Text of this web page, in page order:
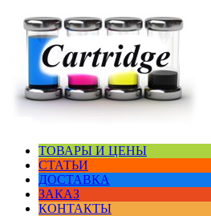
ТОВАРЫ И ЦЕНЫ
СТАТЬИ
ДОСТАВКА
ЗАКАЗ
КОНТАКТЫ